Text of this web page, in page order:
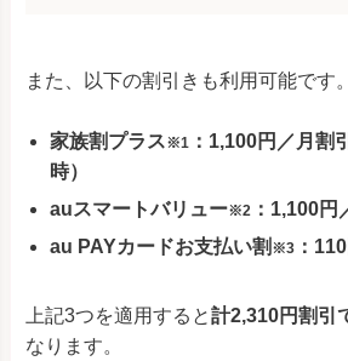
また、以下の割引きも利用可能です。
家族割プラス※1 ：1,100円／月割
時）
auスマートバリュー※2 ：1,100円
au PAYカードお支払い割 ※3 ：
上記3つを適用すると計2,310円割引
なります。